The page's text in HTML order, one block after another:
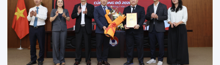
Khai mạc chương trình tuyển sinh, phát hiện tài
năng bóng đá nữ